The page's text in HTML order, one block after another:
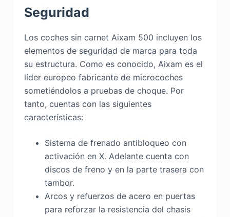
Seguridad
Los coches sin carnet Aixam 500 incluyen los
elementos de seguridad de marca para toda
su estructura. Como es conocido, Aixam es el
líder europeo fabricante de microcoches
sometiéndolos a pruebas de choque. Por
tanto, cuentas con las siguientes
características:
Sistema de frenado antibloqueo con
activación en X. Adelante cuenta con
discos de freno y en la parte trasera con
tambor.
Arcos y refuerzos de acero en puertas
para reforzar la resistencia del chasis